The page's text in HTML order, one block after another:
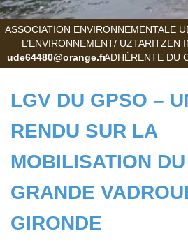
ASSOCIATION ENVIRONNEMENTALE
L’ENVIRONNEMENT/ UZTARITZEN
ADHÉRENTE DU
ude64480@orange.fr
LGV DU GPSO –
RENDU SUR LA
MOBILISATION
GRANDE
GIRONDE